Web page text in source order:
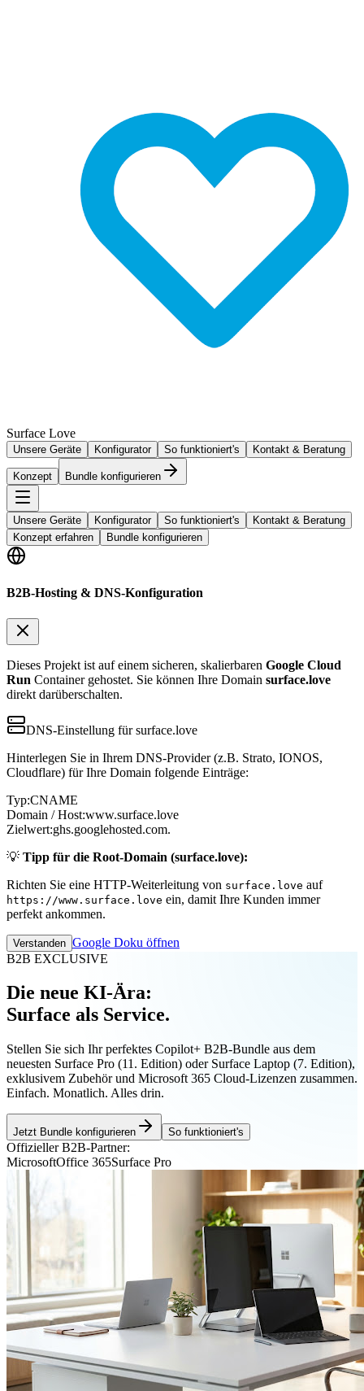
Surface Love
Unsere Geräte Konfigurator So funktioniert's Kontakt & Beratung
Konzept Bundle konfigurieren
Unsere Geräte Konfigurator So funktioniert's
Kontakt & Beratung
Konzept erfahren
Bundle konfigurieren
B2B-Hosting & DNS-Konfiguration
Dieses Projekt ist auf einem sicheren, skalierbaren Google Cloud
Run Container gehostet. Sie können Ihre Domain surface.love
direkt darüberschalten.
DNS-Einstellung für surface.love
Hinterlegen Sie in Ihrem DNS-Provider (z.B. Strato, IONOS,
Cloudflare) für Ihre Domain folgende Einträge:
Typ:CNAME
Domain / Host:www.surface.love
Zielwert:ghs.googlehosted.com.
💡 Tipp für die Root-Domain (surface.love):
Richten Sie eine HTTP-Weiterleitung von surface.love auf
https://www.surface.love ein, damit Ihre Kunden immer
perfekt ankommen.
Verstanden Google Doku öffnen
B2B EXCLUSIVE
Die neue KI-Ära:
Surface als Service.
Stellen Sie sich Ihr perfektes Copilot+ B2B-Bundle aus dem
neuesten Surface Pro (11. Edition) oder Surface Laptop (7. Edition),
exklusivem Zubehör und Microsoft 365 Cloud-Lizenzen zusammen.
Einfach. Monatlich. Alles drin.
Jetzt Bundle konfigurieren So funktioniert's
Offizieller B2B-Partner:
MicrosoftOffice 365Surface Pro